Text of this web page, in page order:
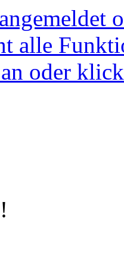
alle
oder